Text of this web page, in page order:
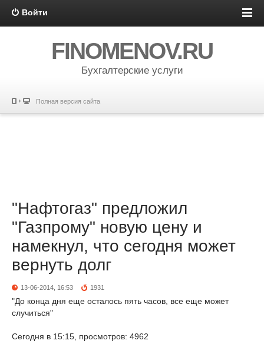
Войти
FINOMENOV.RU
Бухгалтерские услуги
Полная версия сайта
"Нафтогаз" предложил
"Газпрому" новую цену и
намекнул, что сегодня может
вернуть долг
13-06-2014, 16:53 1931
"До конца дня еще осталось пять часов, все еще может
случиться"
Сегодня в 15:15, просмотров: 4962